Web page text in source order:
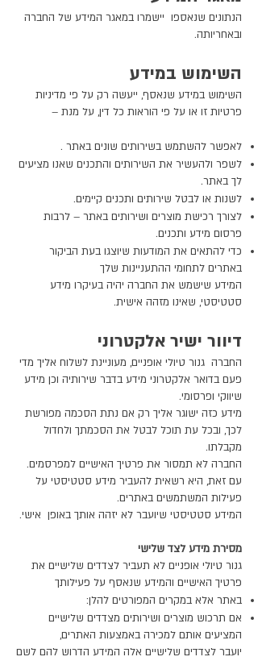
הנתונים שנאספו יישמרו במאגר המידע של החברה
ובאחריותה.
השימוש במידע
השימוש במידע שנאסף, ייעשה רק על פי מדיניות
פרטיות זו או על פי הוראות כל דין, על מנת –
לאפשר להשתמש בשירותים שונים באתר .
לשפר ולהעשיר את השירותים והתכנים שאנו מציעים
לך באתר.
לשנות או לבטל שירותים ותכנים קיימים.
לצורך רכישת מוצרים ושירותים באתר – לרבות
פרסום מידע ותכנים.
כדי להתאים את המודעות שיוצגו בעת הביקור
באתרים לתחומי ההתעניינות שלך
המידע שישמש את החברה יהיה בעיקרו מידע
סטטיסטי, שאינו מזהה אישית.
דיוור ישיר אלקטרוני
החברה גנור טיולי אופניים, מעוניינת לשלוח אליך מדי
פעם בדואר אלקטרוני מידע בדבר שירותיה וכן מידע
שיווקי ופרסומי.
מידע כזה ישוגר אליך רק אם נתת הסכמה מפורשת
לכך, ובכל עת תוכל לבטל את הסכמתך ולחדול
מקבלתו.
החברה לא תמסור את פרטיך האישיים למפרסמים.
עם זאת, היא רשאית להעביר מידע סטטיסטי על
פעילות המשתמשים באתרים.
המידע סטטיסטי שיועבר לא יזהה אותך באופן אישי.
מסירת מידע לצד שלישי
גנור טיולי אופניים לא תעביר לצדדים שלישיים את
פרטיך האישיים והמידע שנאסף על פעילותך
באתר אלא במקרים המפורטים להלן:
אם תרכוש מוצרים ושירותים מצדדים שלישיים
המציעים אותם למכירה באמצעות האתרים,
יועבר לצדדים שלישיים אלה המידע הדרוש להם לשם